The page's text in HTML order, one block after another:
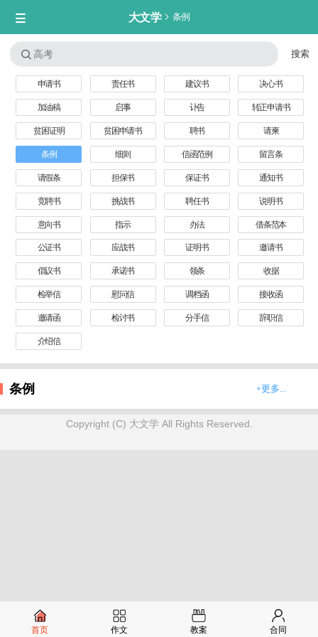
大文学 条例


申请书 责任书 建议书 决心书
加油稿 启事 讣告 转正申请书
贫困证明 贫困申请书 聘书 请柬
条例 细则 信函范例 留言条
请假条 担保书 保证书 通知书
竞聘书 挑战书 聘任书 说明书
意向书 指示 办法 借条范本
公证书 应战书 证明书 邀请书
倡议书 承诺书 领条 收据
检举信 慰问信 调档函 接收函
邀请函 检讨书 分手信 辞职信
介绍信
条例 +更多...
Copyright (C) 大文学 All Rights Reserved.
首页 作文 教案 合同